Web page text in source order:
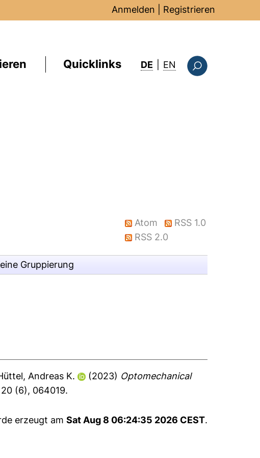
Anmelden Registrieren
Quicklinks DE EN : this page in
Atom
RSS 1.0
RSS 2.0
Gruppierung
Andreas K. (2023) Optomechanical
(6), 064019.
erzeugt am Sat Aug 8 06:24:35 2026 CEST.